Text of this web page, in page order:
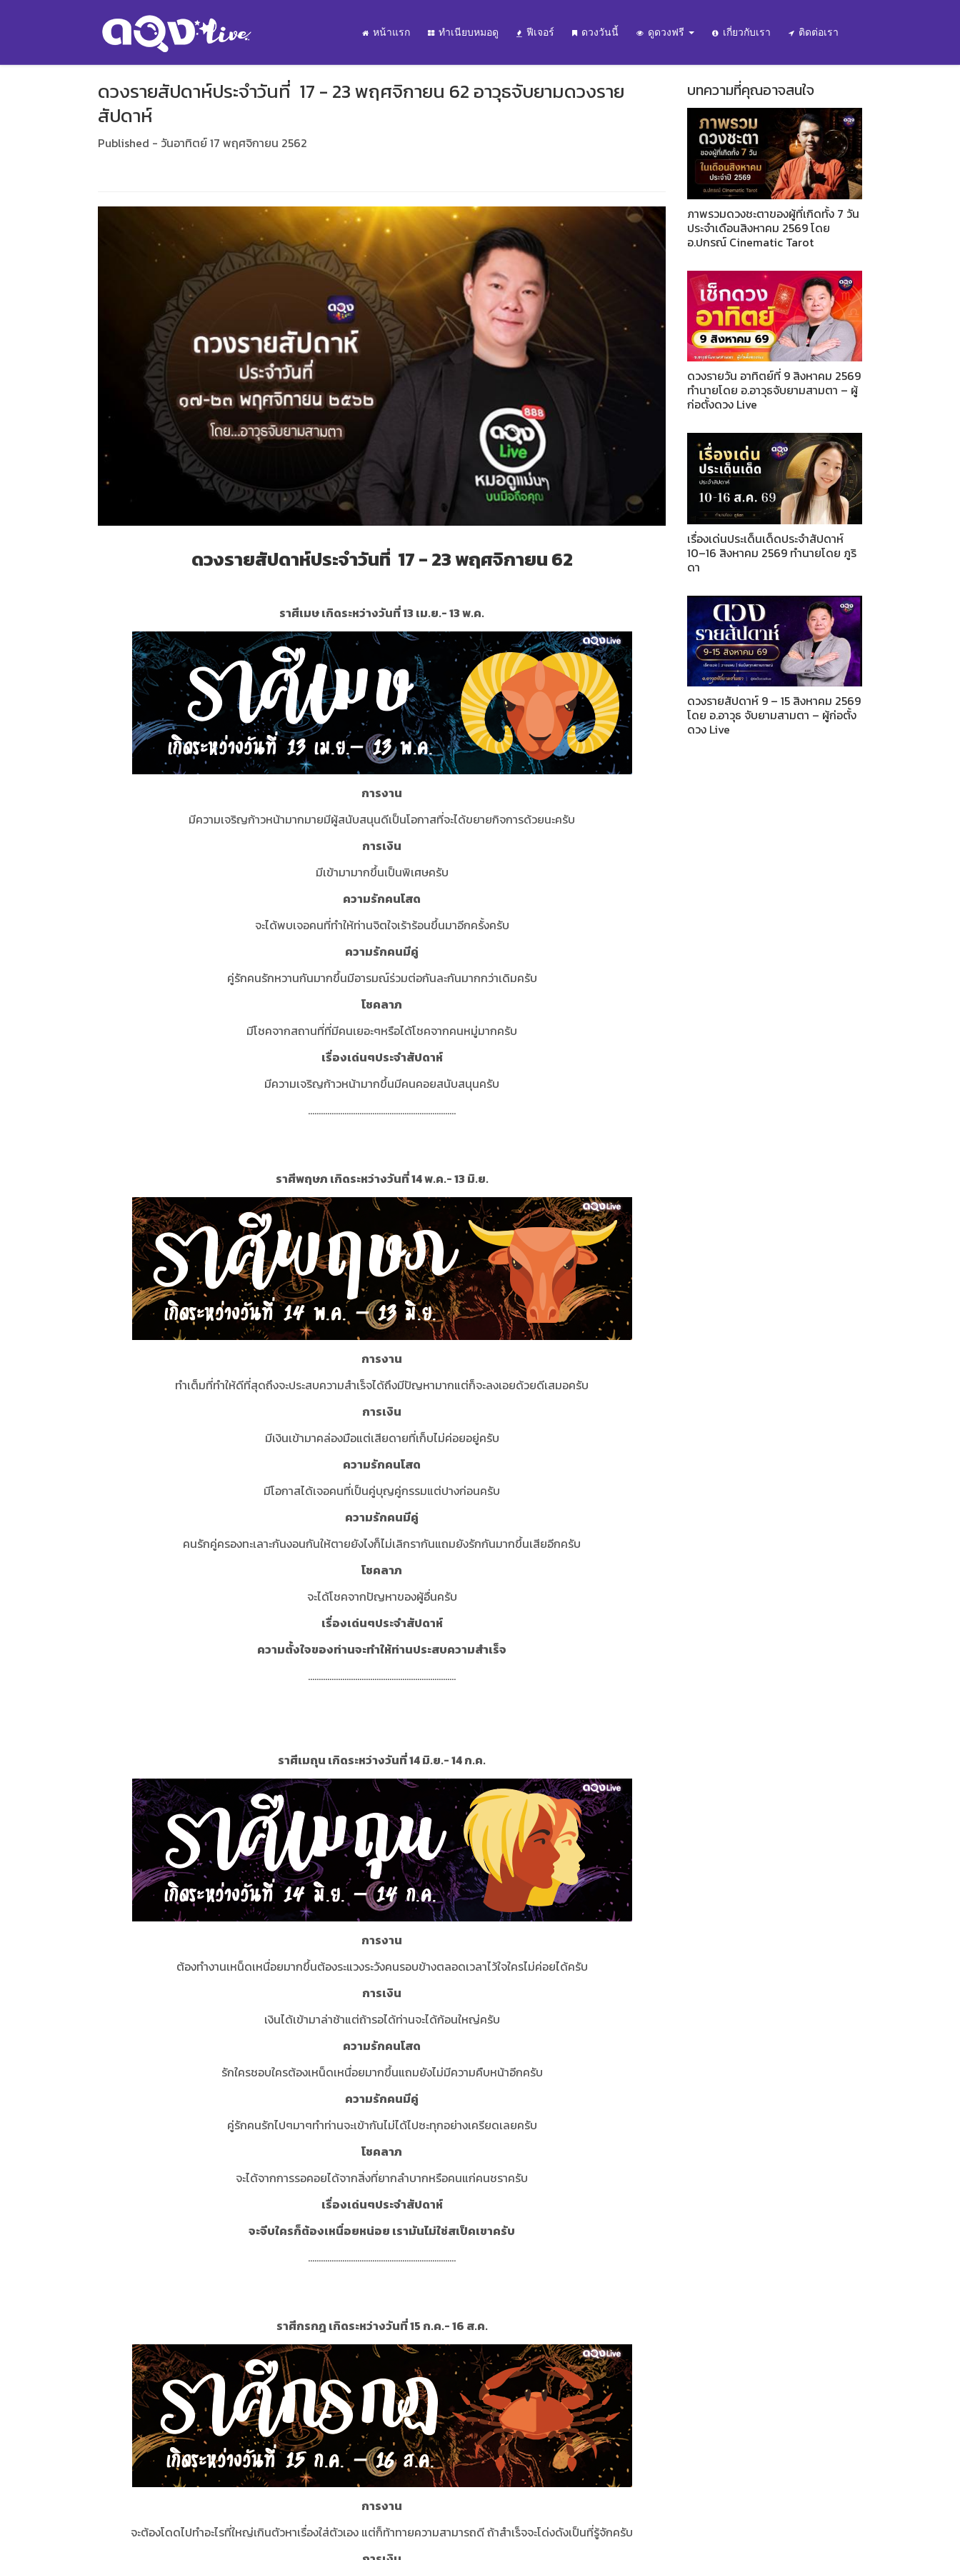
หน้าแรก ทำเนียบหมอดู ฟีเจอร์ ดวงวันนี้ ดูดวงฟรี เกี่ยวกับเรา ติดต่อเรา
ดวงรายสัปดาห์ประจำวันที่ 17 - 23 พฤศจิกายน 62 อาวุธจับยามดวงราย
สัปดาห์
Published - วันอาทิตย์ 17 พฤศจิกายน 2562
ดวงรายสัปดาห์ประจำวันที่ 17 - 23พฤศจิกายน 62
ราศีเมษ เกิดระหว่างวันที่ 13 เม.ย.- 13 พ.ค.
การงาน
มีความเจริญก้าวหน้ามากมายมีผู้สนับสนุนดีเป็นโอกาสที่จะได้ขยายกิจการด้วยนะครับ
การเงิน
มีเข้ามามากขึ้นเป็นพิเศษครับ
ความรักคนโสด
จะได้พบเจอคนที่ทำให้ท่านจิตใจเร้าร้อนขึ้นมาอีกครั้งครับ
ความรักคนมีคู่
คู่รักคนรักหวานกันมากขึ้นมีอารมณ์ร่วมต่อกันละกันมากกว่าเดิมครับ
โชคลาภ
มีโชคจากสถานที่ที่มีคนเยอะๆหรือได้โชคจากคนหมู่มากครับ
เรื่องเด่นๆประจำสัปดาห์
มีความเจริญก้าวหน้ามากขึ้นมีคนคอยสนับสนุนครับ
.....................................................................
ราศีพฤษภ เกิดระหว่างวันที่ 14 พ.ค.- 13 มิ.ย.
การงาน
ทำเต็มที่ทำให้ดีที่สุดถึงจะประสบความสำเร็จได้ถึงมีปัญหามากแต่ก็จะลงเอยด้วยดีเสมอครับ
การเงิน
มีเงินเข้ามาคล่องมือแต่เสียดายที่เก็บไม่ค่อยอยู่ครับ
ความรักคนโสด
มีโอกาสได้เจอคนที่เป็นคู่บุญคู่กรรมแต่ปางก่อนครับ
ความรักคนมีคู่
คนรักคู่ครองทะเลาะกันงอนกันให้ตายยังไงก็ไม่เลิกรากันแถมยังรักกันมากขึ้นเสียอีกครับ
โชคลาภ
จะได้โชคจากปัญหาของผู้อื่นครับ
เรื่องเด่นๆประจำสัปดาห์
ความตั้งใจของท่านจะทำให้ท่านประสบความสำเร็จ
.....................................................................
ราศีเมถุน เกิดระหว่างวันที่ 14 มิ.ย.- 14 ก.ค.
การงาน
ต้องทำงานเหน็ดเหนื่อยมากขึ้นต้องระแวงระวังคนรอบข้างตลอดเวลาไว้ใจใครไม่ค่อยได้ครับ
การเงิน
เงินได้เข้ามาล่าช้าแต่ถ้ารอได้ท่านจะได้ก้อนใหญ่ครับ
ความรักคนโสด
รักใครชอบใครต้องเหน็ดเหนื่อยมากขึ้นแถมยังไม่มีความคืบหน้าอีกครับ
ความรักคนมีคู่
คู่รักคนรักไปๆมาๆทำท่านจะเข้ากันไม่ได้ไปซะทุกอย่างเครียดเลยครับ
โชคลาภ
จะได้จากการรอคอยได้จากสิ่งที่ยากลำบากหรือคนแก่คนชราครับ
เรื่องเด่นๆประจำสัปดาห์
จะจีบใครก็ต้องเหนื่อยหน่อย เรามันไม่ใช่สเป็คเขาครับ
.....................................................................
ราศีกรกฎ เกิดระหว่างวันที่ 15 ก.ค.- 16 ส.ค.
การงาน
จะต้องโดดไปทำอะไรที่ใหญ่เกินตัวหาเรื่องใส่ตัวเอง แต่ก็ท้าทายความสามารถดี ถ้าสำเร็จจะโด่งดังเป็นที่รู้จักครับ
บทความที่คุณอาจสนใจ
ภาพรวมดวงชะตาของผู้ที่เกิดทั้ง 7 วัน
ประจำเดือนสิงหาคม 2569 โดย
อ.ปกรณ์ Cinematic Tarot
ดวงรายวัน อาทิตย์ที่ 9 สิงหาคม 2569
ทำนายโดย อ.อาวุธจับยามสามตา – ผู้
ก่อตั้งดวง Live
เรื่องเด่นประเด็นเด็ดประจำสัปดาห์
10–16 สิงหาคม 2569 ทำนายโดย ภูริ
ดา
ดวงรายสัปดาห์ 9 – 15 สิงหาคม 2569
โดย อ.อาวุธ จับยามสามตา – ผู้ก่อตั้ง
ดวง Live